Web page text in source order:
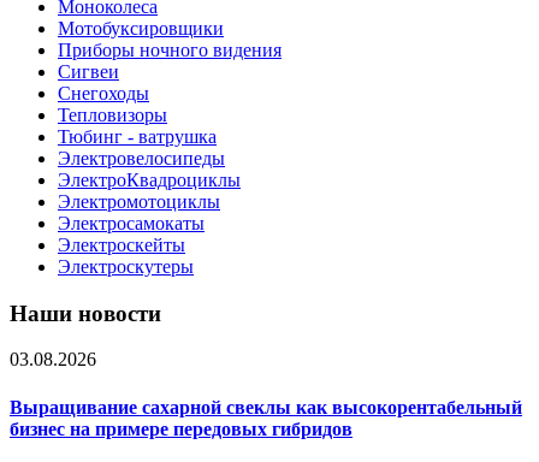
Моноколеса
Мотобуксировщики
Приборы ночного видения
Сигвеи
Снегоходы
Тепловизоры
Тюбинг - ватрушка
Электровелосипеды
ЭлектроКвадроциклы
Электромотоциклы
Электросамокаты
Электроскейты
Электроскутеры
Наши новости
03.08.2026
Выращивание сахарной свеклы как высокорентабельный
бизнес на примере передовых гибридов